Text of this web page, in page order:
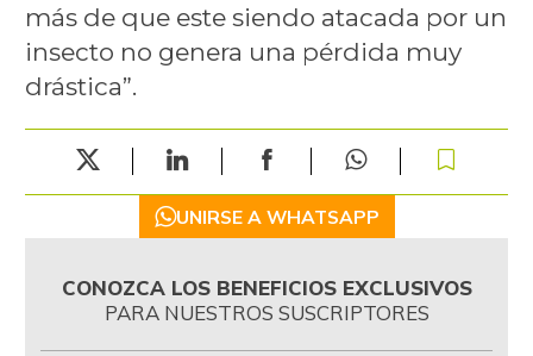
más de que este siendo atacada por un
insecto no genera una pérdida muy
drástica”.
UNIRSE A WHATSAPP
CONOZCA LOS BENEFICIOS EXCLUSIVOS
PARA NUESTROS SUSCRIPTORES